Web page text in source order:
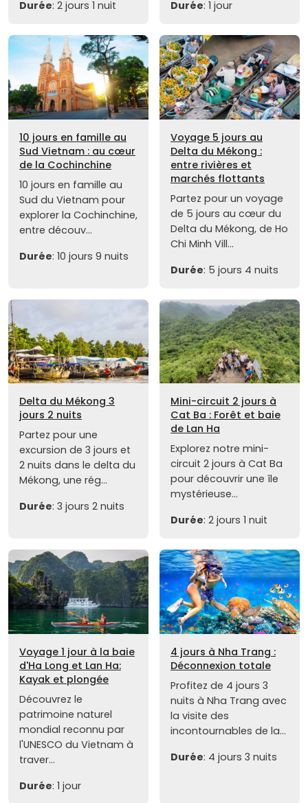
Durée: 2 jours 1 nuit Durée: 1 jour
10 jours en famille au
Sud Vietnam : au cœur
de la Cochinchine
10 jours en famille au
Sud du Vietnam pour
explorer la Cochinchine,
entre découv...
Durée: 10 jours 9 nuits
Voyage 5 jours au
Delta du Mékong :
entre rivières et
marchés flottants
Partez pour un voyage
de 5 jours au cœur du
Delta du Mékong, de Ho
Chi Minh Vill...
Durée: 5 jours 4 nuits
Delta du Mékong 3
jours 2 nuits
Partez pour une
excursion de 3 jours et
2 nuits dans le delta du
Mékong, une rég...
Durée: 3 jours 2 nuits
Mini-circuit 2 jours à
Cat Ba : Forêt et baie
de Lan Ha
Explorez notre mini-
circuit 2 jours à Cat Ba
pour découvrir une île
mystérieuse...
Durée: 2 jours 1 nuit
Voyage 1 jour à la baie
d'Ha Long et Lan Ha:
Kayak et plongée
Découvrez le
patrimoine naturel
mondial reconnu par
l'UNESCO du Vietnam à
traver...
Durée: 1 jour
4 jours à Nha Trang :
Déconnexion totale
Profitez de 4 jours 3
nuits à Nha Trang avec
la visite des
incontournables de la...
Durée: 4 jours 3 nuits